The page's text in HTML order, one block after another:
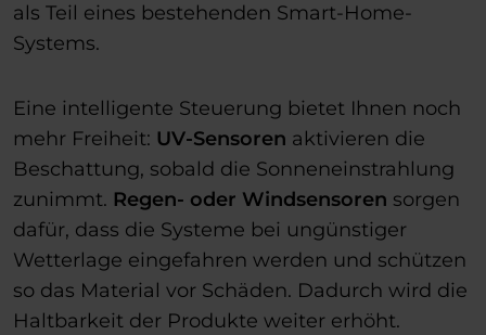
als Teil eines bestehenden Smart-Home-
Systems.
Eine intelligente Steuerung bietet Ihnen noch
mehr Freiheit: UV-Sensoren aktivieren die
Beschattung, sobald die Sonneneinstrahlung
zunimmt. Regen- oder Windsensoren sorgen
dafür, dass die Systeme bei ungünstiger
Wetterlage eingefahren werden und schützen
so das Material vor Schäden. Dadurch wird die
Haltbarkeit der Produkte weiter erhöht.